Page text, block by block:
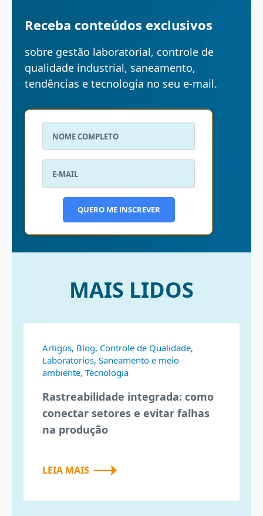
Receba conteúdos exclusivos
sobre gestão laboratorial, controle de
qualidade industrial, saneamento,
tendências e tecnologia no seu e-mail.
QUERO ME INSCREVER
MAIS LIDOS
Artigos, Blog, Controle de Qualidade,
Laboratorios, Saneamento e meio
ambiente, Tecnologia
Rastreabilidade integrada: como
conectar setores e evitar falhas
na produção
LEIA MAIS